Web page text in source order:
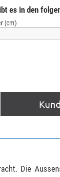
es in den
(cm)
Die